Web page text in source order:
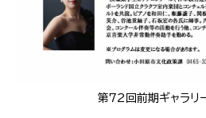
第72回前期ギャラリ